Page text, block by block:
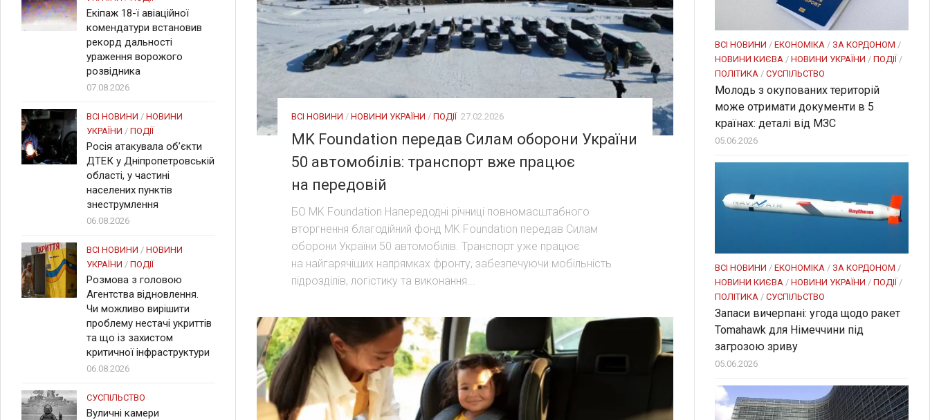
ВСІ НОВИНИ / НОВИНИ УКРАЇНИ / ПОДІЇ 27.02.2026
MK Foundation передав Силам оборони України
50 автомобілів: транспорт вже працює
на передовій
БО MK Foundation Напередодні річниці повномасштабного
вторгнення благодійний фонд MK Foundation передав Силам
оборони України 50 автомобілів. Транспорт уже працює
на найгарячіших напрямках фронту, забезпечуючи мобільність
підрозділів, логістику та виконання...
Екіпаж 18-ї авіаційної
комендатури встановив
рекорд дальності
ураження ворожого
розвідника
07.08.2026
ВСІ НОВИНИ / НОВИНИ
УКРАЇНИ / ПОДІЇ
Росія атакувала об’єкти
ДТЕК у Дніпропетровській
області, у частині
населених пунктів
знеструмлення
06.08.2026
ВСІ НОВИНИ / НОВИНИ
УКРАЇНИ / ПОДІЇ
Розмова з головою
Агентства відновлення.
Чи можливо вирішити
проблему нестачі укриттів
та що із захистом
критичної інфраструктури
06.08.2026
СУСПІЛЬСТВО
Вуличні камери
ВСІ НОВИНИ / ЕКОНОМІКА / ЗА КОРДОНОМ /
НОВИНИ КИЄВА / НОВИНИ УКРАЇНИ / ПОДІЇ /
ПОЛІТИКА / СУСПІЛЬСТВО
Молодь з окупованих територій
може отримати документи в 5
країнах: деталі від МЗС
05.06.2026
ВСІ НОВИНИ / ЕКОНОМІКА / ЗА КОРДОНОМ /
НОВИНИ КИЄВА / НОВИНИ УКРАЇНИ / ПОДІЇ /
ПОЛІТИКА / СУСПІЛЬСТВО
Запаси вичерпані: угода щодо ракет
Tomahawk для Німеччини під
загрозою зриву
05.06.2026